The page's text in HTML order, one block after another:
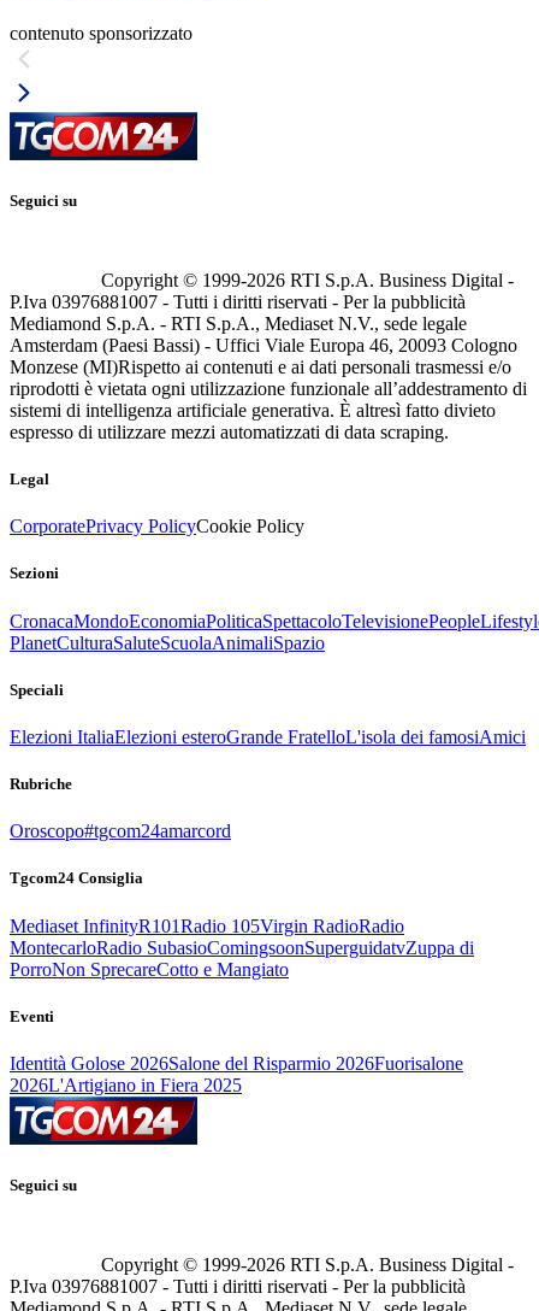
contenuto sponsorizzato
Seguici su
Copyright © 1999-2026 RTI S.p.A. Business Digital -
P.Iva 03976881007 - Tutti i diritti riservati - Per la pubblicità
Mediamond S.p.A. - RTI S.p.A., Mediaset N.V., sede legale
Amsterdam (Paesi Bassi) - Uffici Viale Europa 46, 20093 Cologno
Monzese (MI)Rispetto ai contenuti e ai dati personali trasmessi e/o
riprodotti è vietata ogni utilizzazione funzionale all’addestramento di
sistemi di intelligenza artificiale generativa. È altresì fatto divieto
espresso di utilizzare mezzi automatizzati di data scraping.
Legal
CorporatePrivacy PolicyCookie Policy
Sezioni
CronacaMondoEconomiaPoliticaSpettacoloTelevisionePeople
PlanetCulturaSaluteScuolaAnimaliSpazio
Speciali
Elezioni ItaliaElezioni esteroGrande FratelloL'isola dei famosiAmici
Rubriche
Oroscopo#tgcom24amarcord
Tgcom24 Consiglia
Mediaset InfinityR101Radio 105Virgin RadioRadio
MontecarloRadio SubasioComingsoonSuperguidatvZuppa di
PorroNon SprecareCotto e Mangiato
Eventi
Identità Golose 2026Salone del Risparmio 2026Fuorisalone
2026L'Artigiano in Fiera 2025
Seguici su
Copyright © 1999-2026 RTI S.p.A. Business Digital -
P.Iva 03976881007 - Tutti i diritti riservati - Per la pubblicità